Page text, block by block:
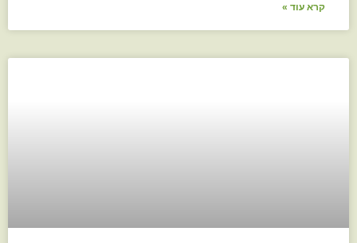
קרא עוד »